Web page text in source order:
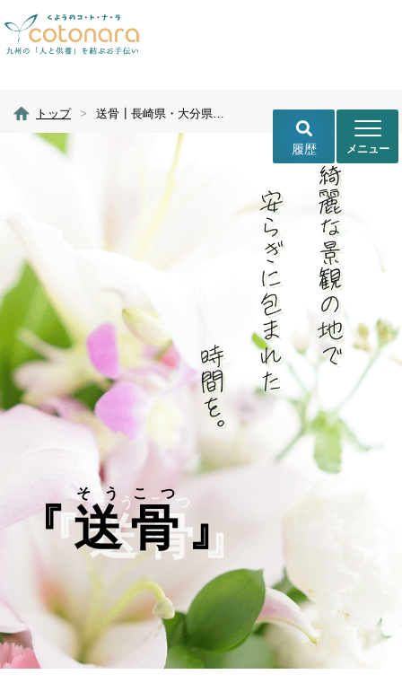
トップ > 送骨┃長崎県・大分県・お骨を送る・合祀
『送骨
そうこつ
』
履歴